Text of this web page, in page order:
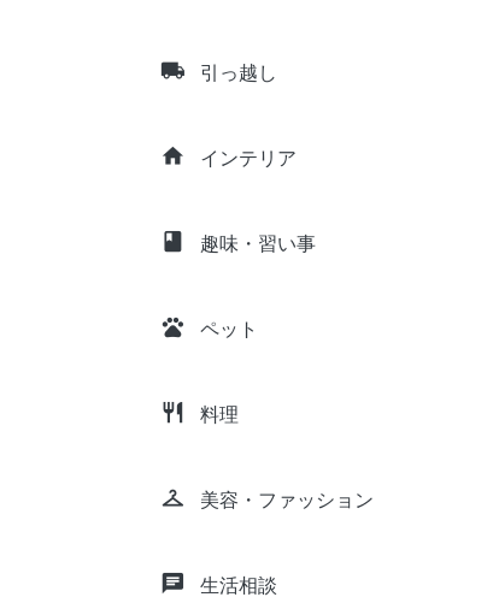
local_shipping 引っ越し
home インテリア
class 趣味・習い事
pets ペット
restaurant 料理
checkroom 美容・ファッション
chat 生活相談